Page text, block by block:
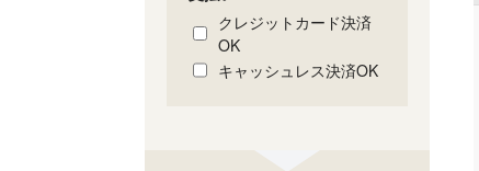
クレジットカード決済
OK
キャッシュレス決済OK